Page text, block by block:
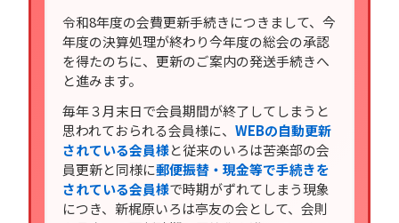
令和8年度の会費更新手続きにつきまして、今
年度の決算処理が終わり今年度の総会の承認
を得たのちに、更新のご案内の発送手続きへ
と進みます。
毎年３月末日で会員期間が終了してしまうと
思われておられる会員様に、WEBの自動更新
されている会員様と従来のいろは苦楽部の会
員更新と同様に郵便振替・現金等で手続きを
されている会員様で時期がずれてしまう現象
につき、新梶原いろは亭友の会として、会則